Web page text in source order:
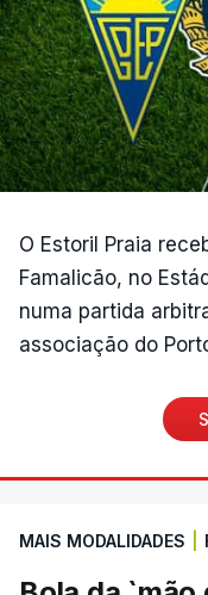
O Estoril Praia
Famalicão, no
numa partida
associação do
MAIS MODALIDADES